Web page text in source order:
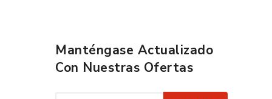
Manténgase Actualizado
Con Nuestras Ofertas